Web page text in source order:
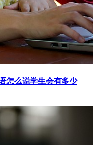
怎么说学生会有多少